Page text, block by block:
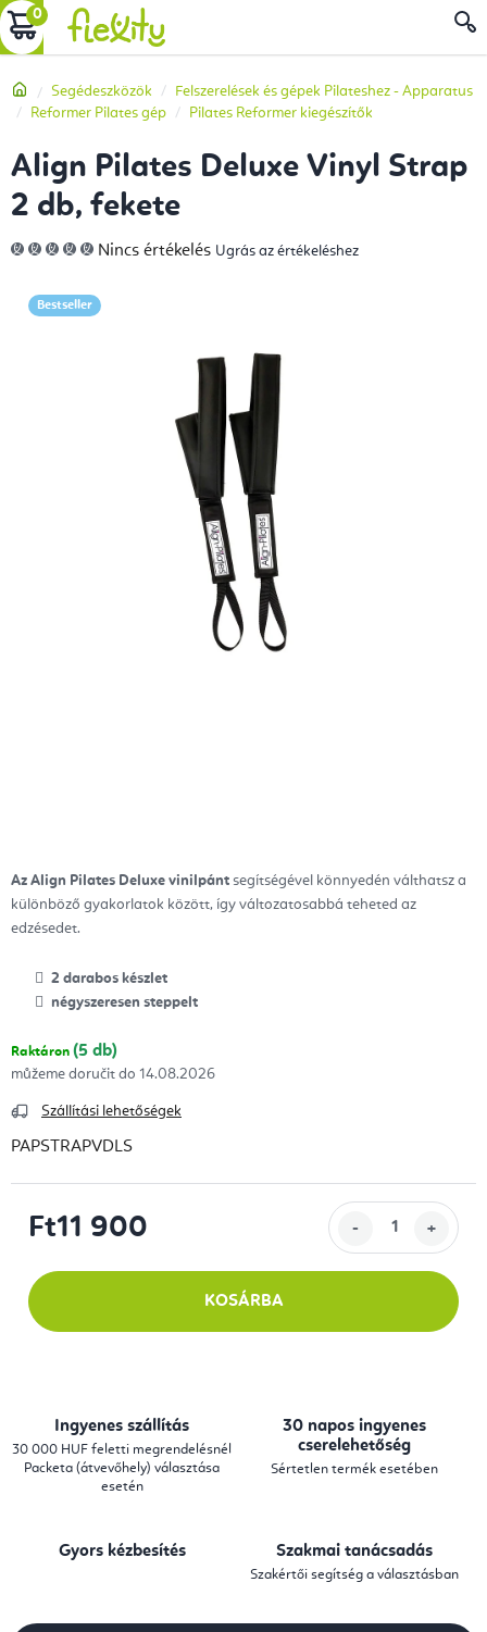
Ugrás
a
tartalomhoz
KOSÁR
Kezdőlap
Segédeszközök
Felszerelések és gépek Pilateshez - Apparatus
Reformer Pilates gép
Pilates Reformer kiegészítők
Az Align Pilates Deluxe vinilpánt segítségével könnyedén válthatsz a
különböző gyakorlatok között, így változatosabbá teheted az
edzésedet.
2 darabos készlet
négyszeresen steppelt
Raktáron (5 db)
14.08.2026
Szállítási lehetőségek
PAPSTRAPVDLS
Ft11 900
KOSÁRBA
Align Pilates Deluxe Vinyl Strap
2 db, fekete
A
termék
5-
ből
Nincs értékelés Ugrás az értékeléshez
Bestseller
Ingyenes szállítás
30 000 HUF feletti megrendelésnél
Packeta (átvevőhely) választása
esetén
30 napos ingyenes
cserelehetőség
Sértetlen termék esetében
Gyors kézbesítés Szakmai tanácsadás
Szakértői segítség a választásban